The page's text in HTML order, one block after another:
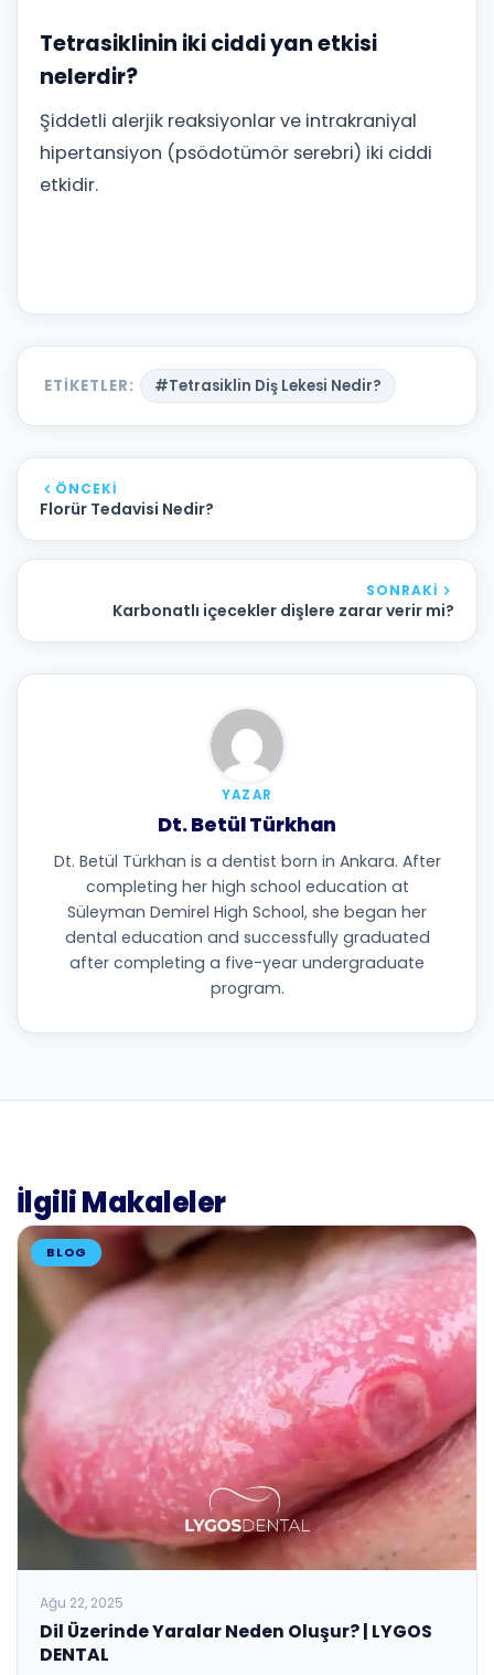
Tetrasiklinin iki ciddi yan etkisi
nelerdir?
Şiddetli alerjik reaksiyonlar ve intrakraniyal
hipertansiyon (psödotümör serebri) iki ciddi
etkidir.
ETIKETLER: #Tetrasiklin Diş Lekesi Nedir?
ÖNCEKI
Florür Tedavisi Nedir?
SONRAKI
Karbonatlı içecekler dişlere zarar verir mi?
YAZAR
Dt. Betül Türkhan
Dt. Betül Türkhan is a dentist born in Ankara. After
completing her high school education at
Süleyman Demirel High School, she began her
dental education and successfully graduated
after completing a five-year undergraduate
program.
İlgili Makaleler
BLOG
Ağu 22, 2025
Dil Üzerinde Yaralar Neden Oluşur? | LYGOS
DENTAL